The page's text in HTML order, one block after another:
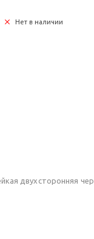
Нет в наличии
двухсторонняя